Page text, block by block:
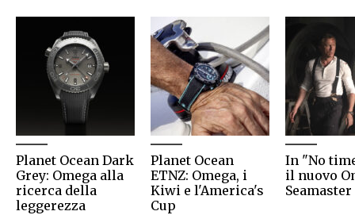
Planet Ocean Dark
Grey: Omega alla
ricerca della
leggerezza
Planet Ocean
ETNZ: Omega, i
Kiwi e l'America's
Cup
In "No
il nuovo